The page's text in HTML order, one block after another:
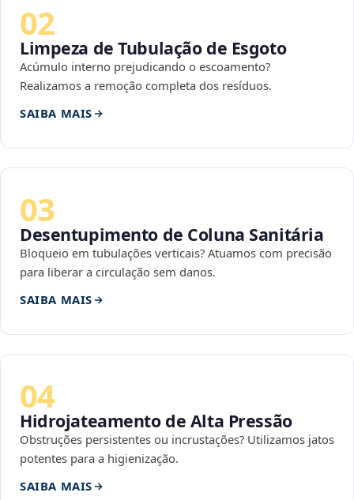
02
Limpeza de Tubulação de Esgoto
Acúmulo interno prejudicando o escoamento?
Realizamos a remoção completa dos resíduos.
SAIBA MAIS
03
Desentupimento de Coluna Sanitária
Bloqueio em tubulações verticais? Atuamos com precisão
para liberar a circulação sem danos.
SAIBA MAIS
04
Hidrojateamento de Alta Pressão
Obstruções persistentes ou incrustações? Utilizamos jatos
potentes para a higienização.
SAIBA MAIS